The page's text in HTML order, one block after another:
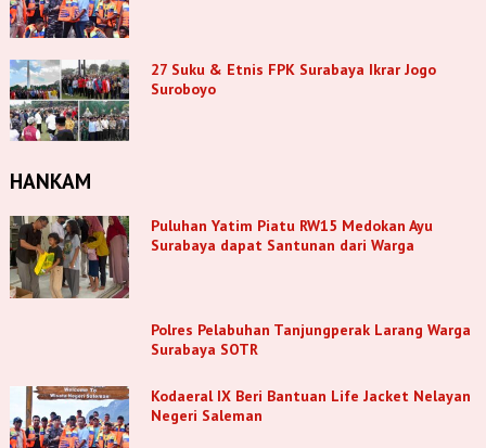
27 Suku & Etnis FPK Surabaya Ikrar Jogo
Suroboyo
HANKAM
Puluhan Yatim Piatu RW15 Medokan Ayu
Surabaya dapat Santunan dari Warga
Polres Pelabuhan Tanjungperak Larang Warga
Surabaya SOTR
Kodaeral IX Beri Bantuan Life Jacket Nelayan
Negeri Saleman